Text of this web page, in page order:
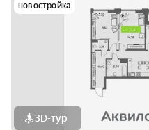
новостройка
3D-тур